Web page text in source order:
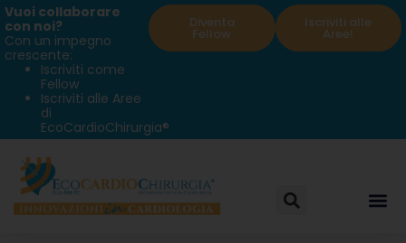
Vuoi collaborare
con noi?
Con un impegno
crescente:
Iscriviti come
Fellow
Iscriviti alle Aree
di
EcoCardioChirurgia®
Diventa
Fellow
Iscriviti alle
Aree!